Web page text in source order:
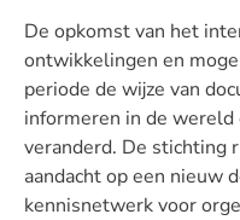
De opkomst van het
ontwikkelingen en
periode de wijze van
informeren in de
veranderd. De stichting
aandacht op een nieuw
kennisnetwerk voor